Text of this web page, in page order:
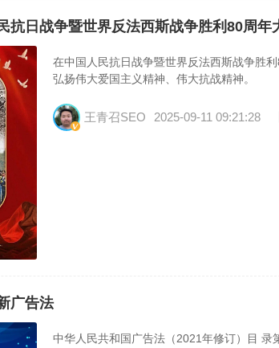
抗日战争暨世界反法西斯战争胜利80周
在中国人民抗日战争暨世界反法西斯战争胜
弘扬伟大爱国主义精神、伟大抗战精神。
王青召SEO 2025-09-11 09:21:28
广告法
中华人民共和国广告法（2021年修订）目